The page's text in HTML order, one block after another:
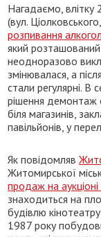
Нагадаємо, влітку
(вул.
розпивання
який
неодноразово
змінювалася, а
стали регулярні. В
рішення демонтаж
біля магазинів,
павільйонів, у
Як повідомляв
Житомирської
продаж на
знаходиться на
будівлю
1987 року